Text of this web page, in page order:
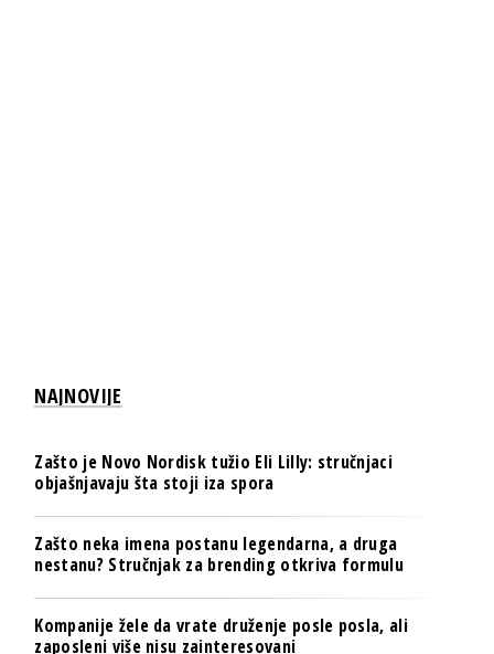
NAJNOVIJE
Zašto je Novo Nordisk tužio Eli Lilly: stručnjaci
objašnjavaju šta stoji iza spora
Zašto neka imena postanu legendarna, a druga
nestanu? Stručnjak za brending otkriva formulu
Kompanije žele da vrate druženje posle posla, ali
zaposleni više nisu zainteresovani